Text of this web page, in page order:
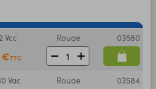
Vcc Rouge 03580
€TTC
Vac Rouge 03584